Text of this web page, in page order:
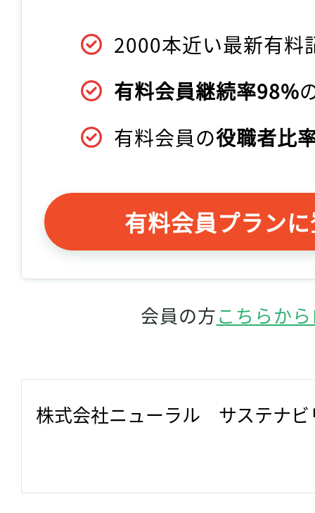
2000本近い最新有料
有料会員継続率98%
有料会員の役職者比
有料会員プラン
会員の方こちらか
株式会社ニューラル　サステナビ